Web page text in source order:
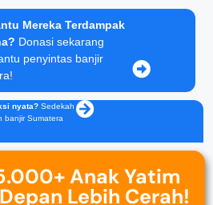
Mereka Terdampak
Donasi sekarang
penyintas banjir
nyata? Sedekah
banjir Sumatera
Anak Yatim
Lebih Cerah!